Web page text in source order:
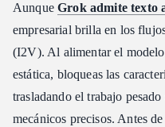
AunqueGrok admite texto
empresarial brilla en los
(I2V). Al alimentar el
estática, bloqueas las
trasladando el trabajo
mecánicos precisos. Antes